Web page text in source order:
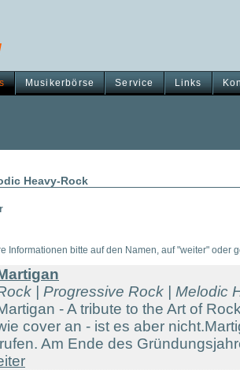
Musikerbörse Service Links
Heavy-Rock
Informationen bitte auf den Namen, auf "weiter" oder
| Progressive Rock | Melodic
- A tribute to the Art of
cover an - ist es aber
Am Ende des